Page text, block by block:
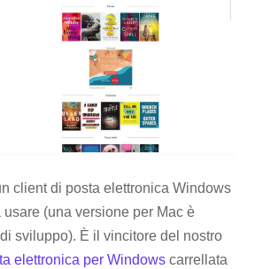
client di posta elettronica Windows
(una versione per Mac è
sviluppo). È il vincitore del nostro
elettronica per Windows carrellata